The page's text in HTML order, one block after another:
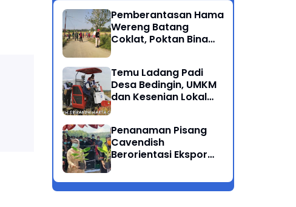
Pemberantasan Hama
Wereng Batang
Coklat, Poktan Bina
Penyemprotan di
Kecamatan Kauman
Temu Ladang Padi
Desa Bedingin, UMKM
dan Kesenian Lokal
Penanaman Pisang
Cavendish
Berorientasi Ekspor